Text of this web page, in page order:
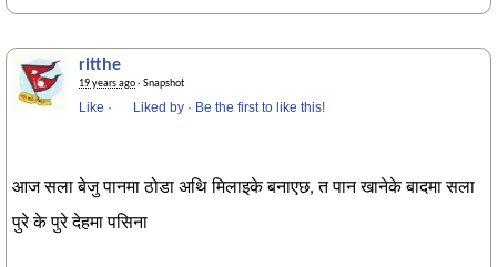
ritthe
19 years ago· Snapshot
Like · Liked by · Be the first to like this!
आज सला बेजु पानमा ठोडा अथि मिलाइके बनाएछ, त पान खानेके बादमा सला
पुरे के पुरे देहमा पसिना